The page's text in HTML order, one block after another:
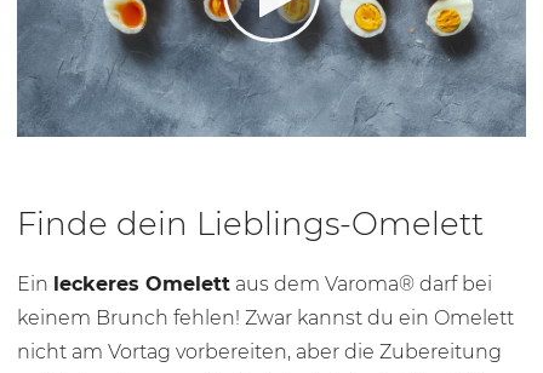
Finde dein Lieblings-Omelett
Ein leckeres Omelett aus dem Varoma® darf bei
keinem Brunch fehlen! Zwar kannst du ein Omelett
nicht am Vortag vorbereiten, aber die Zubereitung